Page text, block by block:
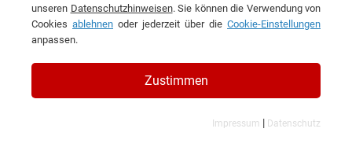
Penz crane GmbH
unseren Datenschutzhinweisen. Sie können die Verwendung von
Cookies ablehnen oder jederzeit über die Cookie-Einstellungen
anpassen.
Zustimmen
Impressum | Datenschutz